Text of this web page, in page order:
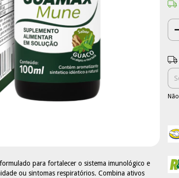
para fortalecer o sistema imunológico e
ou sintomas respiratórios. Combina ativos